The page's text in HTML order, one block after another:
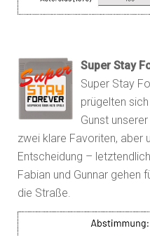
Super Stay
Super Stay
prügelten
Gunst
zwei klare Favoriten, aber
Entscheidung –
Fabian und Gunnar gehen
die Straße.